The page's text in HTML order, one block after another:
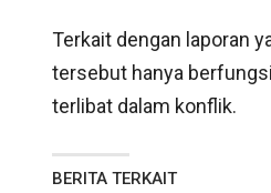
Terkait dengan laporan
tersebut hanya
terlibat dalam konflik.
BERITA TERKAIT